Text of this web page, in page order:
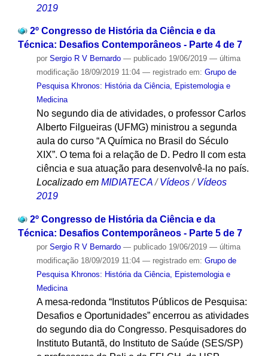
2019
2º Congresso de História da Ciência e da
Técnica: Desafios Contemporâneos - Parte 4 de 7
por Sergio R V Bernardo — publicado19/06/2019 — última
modificação18/09/2019 11:04 — registrado em: Grupo de
Pesquisa Khronos: História da Ciência, Epistemologia e
Medicina
No segundo dia de atividades, o professor Carlos
Alberto Filgueiras (UFMG) ministrou a segunda
aula do curso “A Química no Brasil do Século
XIX”. O tema foi a relação de D. Pedro II com esta
ciência e sua atuação para desenvolvê-la no país.
Localizado em MIDIATECA / Vídeos / Vídeos
2019
2º Congresso de História da Ciência e da
Técnica: Desafios Contemporâneos - Parte 5 de 7
por Sergio R V Bernardo — publicado19/06/2019 — última
modificação18/09/2019 11:04 — registrado em: Grupo de
Pesquisa Khronos: História da Ciência, Epistemologia e
Medicina
A mesa-redonda “Institutos Públicos de Pesquisa:
Desafios e Oportunidades” encerrou as atividades
do segundo dia do Congresso. Pesquisadores do
Instituto Butantã, do Instituto de Saúde (SES/SP)